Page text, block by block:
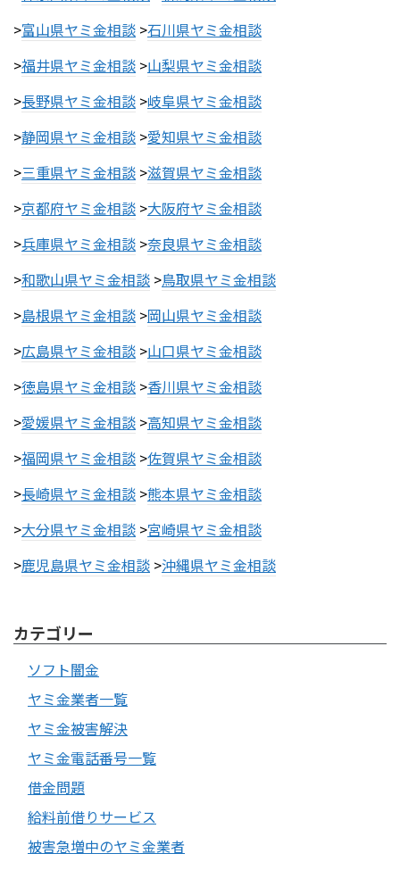
>富山県ヤミ金相談 >石川県ヤミ金相談
>福井県ヤミ金相談 >山梨県ヤミ金相談
>長野県ヤミ金相談 >岐阜県ヤミ金相談
>静岡県ヤミ金相談 >愛知県ヤミ金相談
>三重県ヤミ金相談 >滋賀県ヤミ金相談
>京都府ヤミ金相談 >大阪府ヤミ金相談
>兵庫県ヤミ金相談 >奈良県ヤミ金相談
>和歌山県ヤミ金相談 >鳥取県ヤミ金相談
>島根県ヤミ金相談 >岡山県ヤミ金相談
>広島県ヤミ金相談 >山口県ヤミ金相談
>徳島県ヤミ金相談 >香川県ヤミ金相談
>愛媛県ヤミ金相談 >高知県ヤミ金相談
>福岡県ヤミ金相談 >佐賀県ヤミ金相談
>長崎県ヤミ金相談 >熊本県ヤミ金相談
>大分県ヤミ金相談 >宮崎県ヤミ金相談
>鹿児島県ヤミ金相談 >沖縄県ヤミ金相談
カテゴリー
ソフト闇金
ヤミ金業者一覧
ヤミ金被害解決
ヤミ金電話番号一覧
借金問題
給料前借りサービス
被害急増中のヤミ金業者